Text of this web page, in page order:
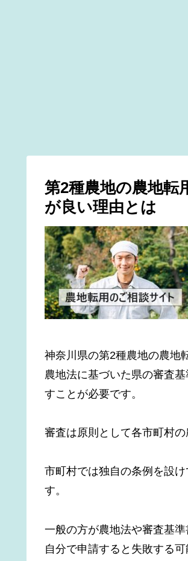
第2種農地の農地
が良い理由とは
神奈川県の第2種農地の農地
農地法に基づいた県の審査
すことが必要です。
審査は原則として各市町村
市町村では独自の条例を設
す。
一般の方が農地法や審査基準
自分で申請すると失敗する可